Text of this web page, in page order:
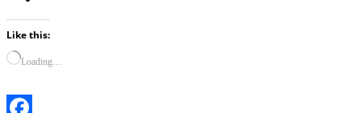
Like this:
Loading…